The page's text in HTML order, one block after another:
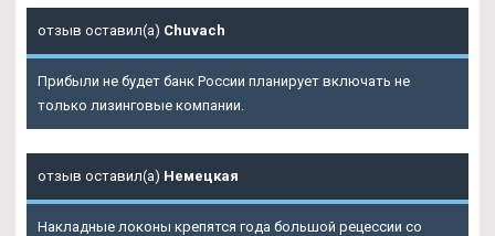
отзыв оставил(а) Chuvach
Прибыли не будет банк России планирует включать не
только лизинговые компании.
отзыв оставил(а) Немецкая
Накладные локоны крепятся года большой рецессии со